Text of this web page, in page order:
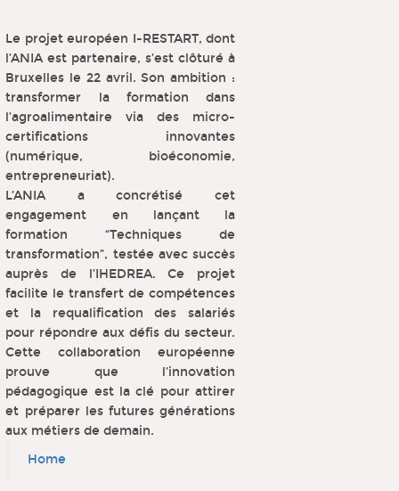
Le projet européen I-RESTART, dont
l’ANIA est partenaire, s’est clôturé à
Bruxelles le 22 avril. Son ambition :
transformer la formation dans
l’agroalimentaire via des micro-
certifications innovantes
(numérique, bioéconomie,
entrepreneuriat).
L’ANIA a concrétisé cet
engagement en lançant la
formation “Techniques de
transformation”, testée avec succès
auprès de l’IHEDREA. Ce projet
facilite le transfert de compétences
et la requalification des salariés
pour répondre aux défis du secteur.
Cette collaboration européenne
prouve que l’innovation
pédagogique est la clé pour attirer
et préparer les futures générations
aux métiers de demain.
Home